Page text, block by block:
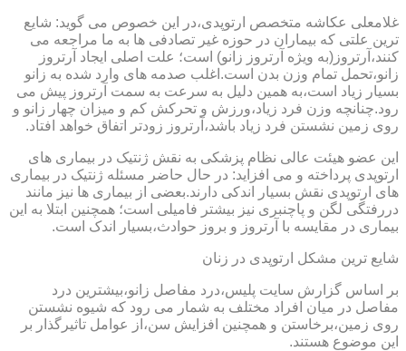
غلامعلی عکاشه متخصص ارتوپدی،در این خصوص می گوید: شایع
ترین علتی که بیماران در حوزه غیر تصادفی ها به ما مراجعه می
کنند،آرتروز(به ویژه آرتروز زانو) است؛ علت اصلی ایجاد آرتروز
زانو،تحمل تمام وزن بدن است.اغلب صدمه های وارد شده به زانو
بسیار زیاد است،به همین دلیل به سرعت به سمت آرتروز پیش می
رود.چنانچه وزن فرد زیاد،ورزش و تحرکش کم و میزان چهار زانو و
روی زمین نشستن فرد زیاد باشد،آرتروز زودتر اتفاق خواهد افتاد.
این عضو هیئت عالی نظام پزشکی به نقش ژنتیک در بیماری های
ارتوپدی پرداخته و می افزاید: در حال حاضر مسئله ژنتیک در بیماری
های ارتوپدی نقش بسیار اندکی دارند.بعضی از بیماری ها نیز مانند
دررفتگی لگن و پاچنبری نیز بیشتر فامیلی است؛ همچنین ابتلا به این
بیماری در مقایسه با آرتروز و بروز حوادث،بسیار اندک است.
شایع ترین مشکل ارتوپدی در زنان
بر اساس گزارش سایت پلیس،درد مفاصل زانو،بیشترین درد
مفاصل در میان افراد مختلف به شمار می رود که شیوه نشستن
روی زمین،برخاستن و همچنین افزایش سن،از عوامل تاثیرگذار بر
این موضوع هستند.